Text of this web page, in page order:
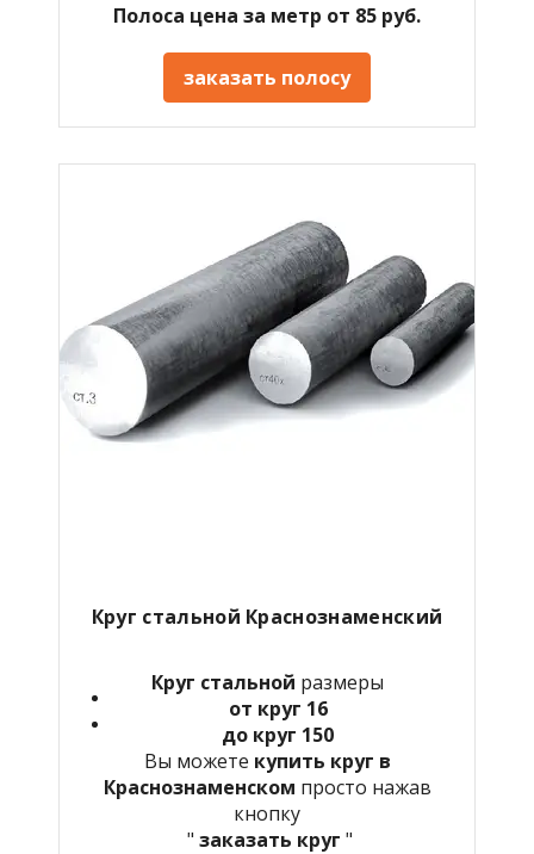
Полоса цена за метр от 85 руб.
заказать полосу
Круг стальной Краснознаменский
Круг стальной размеры
от круг 16
до круг 150
Вы можете купить круг в
Краснознаменском просто нажав
кнопку
" заказать круг "